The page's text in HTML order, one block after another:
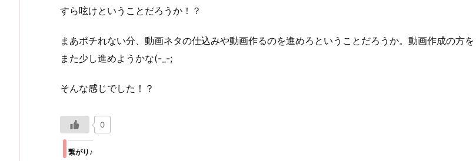
すら呟けということだろうか！？
まあポチれない分、動画ネタの仕込みや動画作るのを進めろということだろうか。動画作成の方を
また少し進めようかな(-_-;
そんな感じでした！？
0
繋がり♪